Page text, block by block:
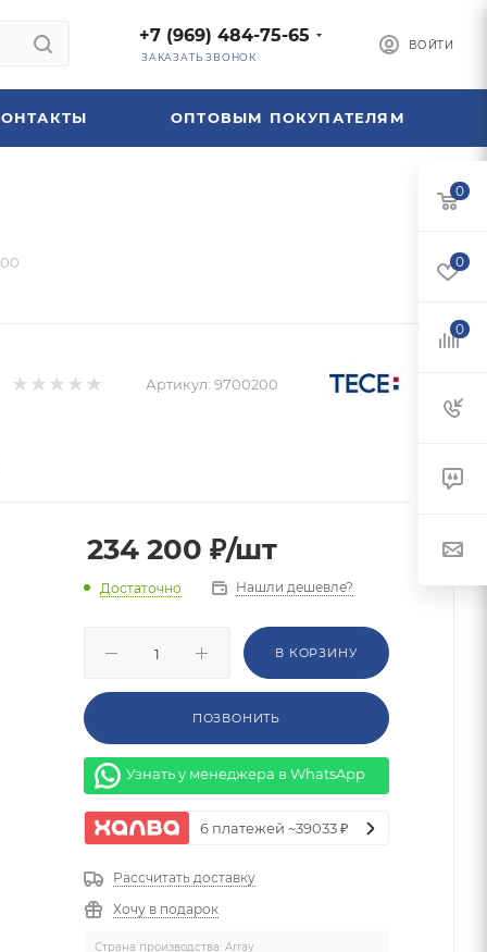
ВОЙТИ
+7 (969) 484-75-65
ЗАКАЗАТЬ ЗВОНОК
ОПТОВЫМ ПОКУПАТЕЛЯМ
Артикул: 9700200
234 200 ₽/шт
Достаточно Нашли дешевле?
В КОРЗИНУ
ПОЗВОНИТЬ
Узнать у менеджера в WhatsApp
6 платежей ~39033 ₽
Рассчитать доставку
Хочу в подарок
Страна производства: Array
0
0
0